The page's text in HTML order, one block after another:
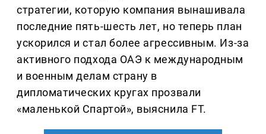
стратегии, которую компания вынашивала
последние пять-шесть лет, но теперь план
ускорился и стал более агрессивным. Из-за
активного подхода ОАЭ к международным
и военным делам страну в
дипломатических кругах прозвали
«маленькой Спартой», выяснила FT.